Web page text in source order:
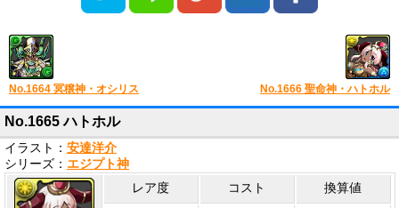
No.1664 冥穣神・オシリス No.1666 聖命神・ハトホル
No.1665 ハトホル
イラスト： 安達洋介
シリーズ： エジプト神
レア度 コスト 換算値